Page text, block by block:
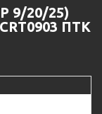
9/20/25)
ПТК